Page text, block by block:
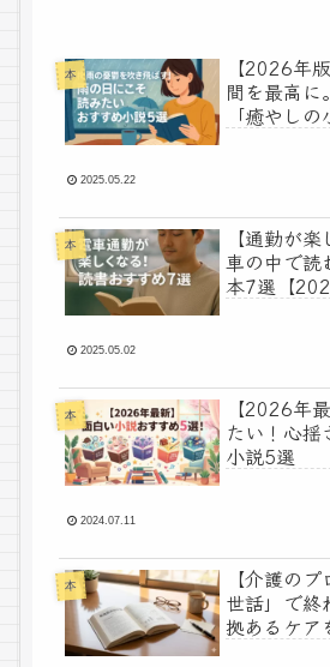
本
【2026年
間を最高に
「癒やし
2025.05.22
本
【通勤が
車の中で読
本7選【
2025.05.02
本
【2026年
たい！心揺
小説5選
2024.07.11
本
【介護の
世話」で終
拠あるケア